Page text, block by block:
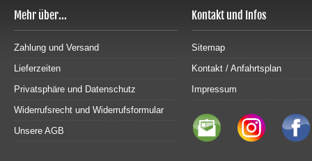
Mehr über...
Zahlung und Versand
Lieferzeiten
Privatsphäre und Datenschutz
Widerrufsrecht und Widerrufsformular
Unsere AGB
Kontakt und Infos
Sitemap
Kontakt / Anfahrtsplan
Impressum